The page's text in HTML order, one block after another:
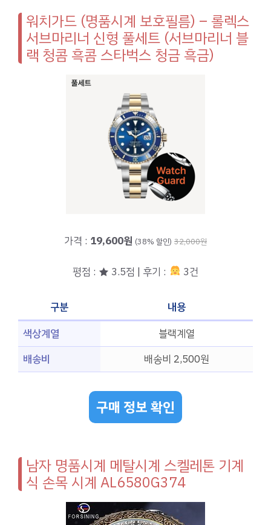
워치가드 (명품시계 보호필름) – 롤렉스
서브마리너 신형 풀세트 (서브마리너 블
랙 청콤 흑콤 스타벅스 청금 흑금)
가격 : 19,600원 (38% 할인) 32,000원
평점 : ★ 3.5점 | 후기 : 3건
구분
내용
색상계열
블랙계열
배송비
배송비 2,500원
구매 정보 확인
남자 명품시계 메탈시계 스켈레톤 기계
식 손목 시계 AL6580G374